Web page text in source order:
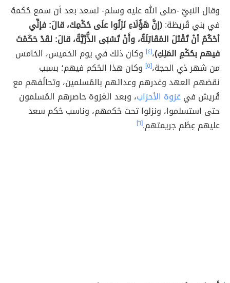
وقال النبيّ -صلى الله عليه وسلم- لسعد بعد أن سمع حُكمهُ
في بني قُريظة:(إنَّ هَؤُلَاءِ نَزَلُوا علَى حُكْمِكَ، قالَ: فإنِّي
أحْكُمُ أنْ تُقْتَلَ المُقَاتِلَةُ، وأَنْ تُسْبَى الذُّرِّيَّةُ، قالَ: لقَدْ حَكَمْتَ
فيهم بحُكْمِ المَلِكِ)،[٤]
وكان ذلك في يوم الخميس، الخامس
من شهر ذي الحجة،[٥]
وكان هذا الحُكم فيهم؛ بسبب
نقضهم العهد وغدرهم وعدائهم بالمُسلمين، وتحالُفهم مع
قُريش فيغزوة الأحزاب، وبعد الغزوة حاصرهم المُسلمون
حتى استسلموا، ونزلوا تحت حُكمهم، وناسب حُكم سعد
عليهم عِظَم جريمتهم.[٦]